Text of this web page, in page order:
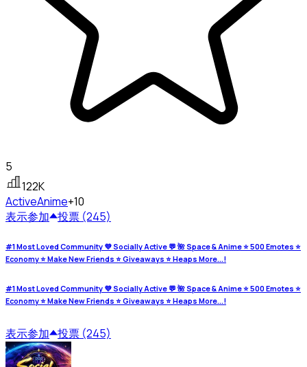
5
122K
ActiveAnime+10
表示参加 投票 (245)
#1 Most Loved Community 💜 Socially Active 💬 🌺 Space & Anime ⭐ 500 Emotes ⭐
Economy ⭐ Make New Friends ⭐ Giveaways ⭐ Heaps More...!
#1 Most Loved Community 💜 Socially Active 💬 🌺 Space & Anime ⭐ 500 Emotes ⭐
Economy ⭐ Make New Friends ⭐ Giveaways ⭐ Heaps More...!
表示参加 投票 (245)